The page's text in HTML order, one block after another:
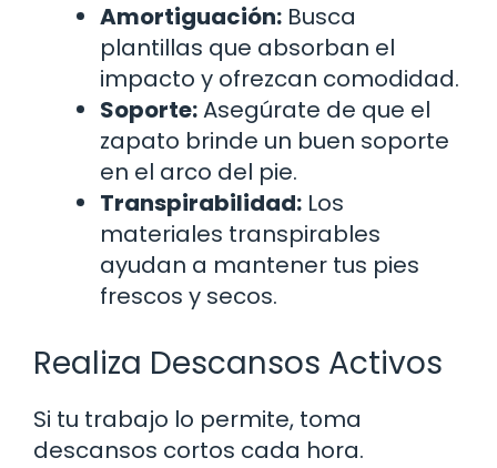
Amortiguación: Busca
plantillas que absorban el
impacto y ofrezcan comodidad.
Soporte:Asegúrate de que el
zapato brinde un buen soporte
en el arco del pie.
Transpirabilidad: Los
materiales transpirables
ayudan a mantener tus pies
frescos y secos.
Realiza Descansos Activos
Si tu trabajo lo permite, toma
descansos cortos cada hora.